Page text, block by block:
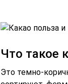
Что такое
Это темно-